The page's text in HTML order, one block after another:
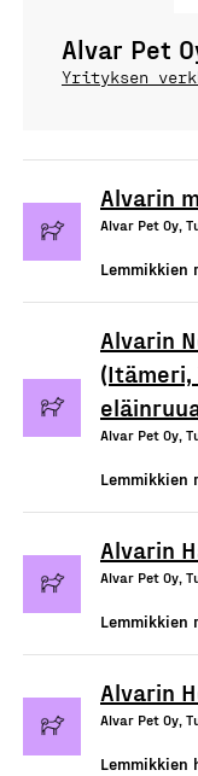
Alvar Pet
Yrityksen
Alvarin
Alvar Pet Oy,
Lemmikkien
Alvarin
(Itämeri,
Alvar Pet Oy,
Lemmikkien
Alvarin
Alvar Pet Oy,
Lemmikkien
Alvarin
Alvar Pet Oy,